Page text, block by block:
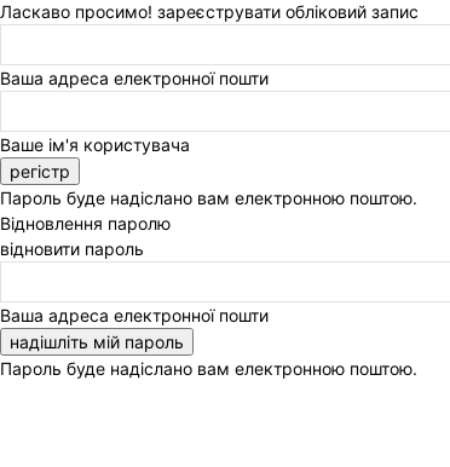
Ласкаво просимо! зареєструвати обліковий запис
Ваша адреса електронної пошти
Ваше ім'я користувача
Пароль буде надіслано вам електронною поштою.
Відновлення паролю
відновити пароль
Ваша адреса електронної пошти
Пароль буде надіслано вам електронною поштою.